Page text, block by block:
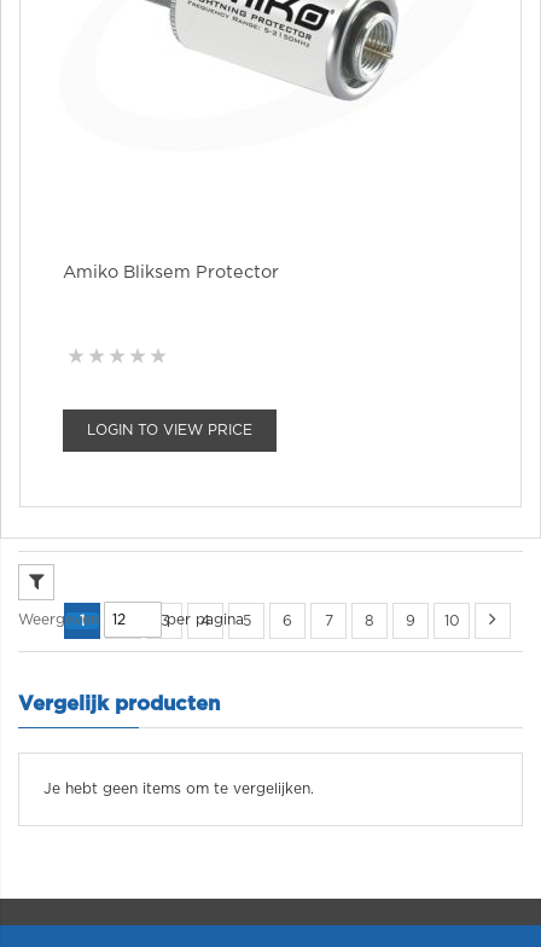
Amiko Bliksem Protector
LOGIN TO VIEW PRICE
Weergeven per pagina
1 2 3 4 5 6 7 8 9 10
Vergelijk producten
Je hebt geen items om te vergelijken.